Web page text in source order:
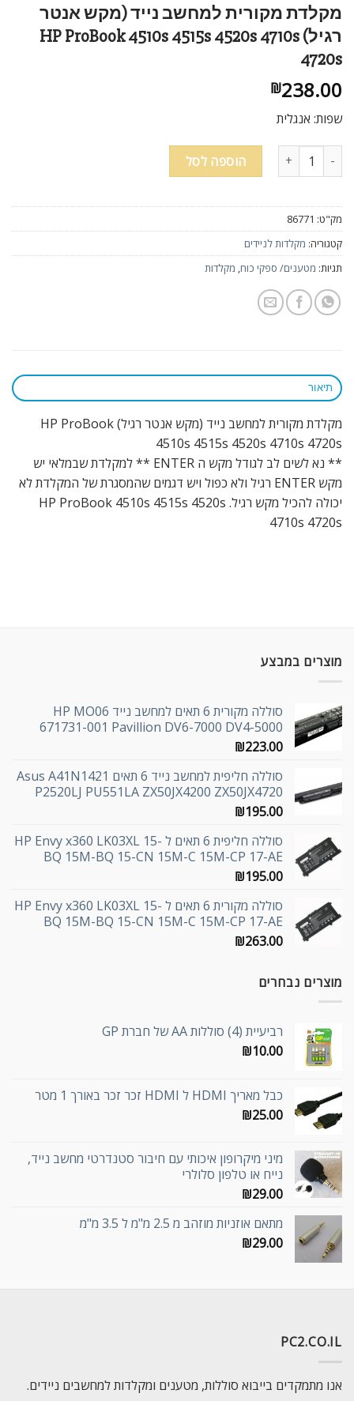
brightness_low ניגודיות כהה
לאפס
את
כל
cached
מקלדת מקורית למחשב נייד (מקש אנטר
רגיל) HP ProBook 4510s 4515s 4520s 4710s
4720s
₪238.00
שפות: אנגלית
כמות של מקלדת מקורית למחשב נייד (מקש אנטר רגיל) HP ProBook 4510s 4515s 4520s 4710s 4720s
הוספה לסל
מק"ט: 86771
קטגוריה: מקלדות לניידים
תגיות: מטענים/ ספקי כוח מקלדות
תיאור
מקלדת מקורית למחשב נייד (מקש אנטר רגיל) HP ProBook
4510s 4515s 4520s 4710s 4720s
** נא לשים לב לגודל מקש ה ENTER ** למקלדת שבמלאי יש
מקש ENTER רגיל ולא כפול ויש דגמים שהמסגרת של המקלדת לא
יכולה להכיל מקש רגיל. HP ProBook 4510s 4515s 4520s
4710s 4720s
מוצרים במבצע
סוללה מקורית 6 תאים למחשב נייד HP MO06
671731-001 Pavillion DV6-7000 DV4-5000
₪223.00
סוללה חליפית למחשב נייד 6 תאים Asus A41N1421
P2520LJ PU551LA ZX50JX4200 ZX50JX4720
₪195.00
סוללה חליפית 6 תאים ל HP Envy x360 LK03XL 15-
BQ 15M-BQ 15-CN 15M-C 15M-CP 17-AE
₪195.00
סוללה מקורית 6 תאים ל HP Envy x360 LK03XL 15-
BQ 15M-BQ 15-CN 15M-C 15M-CP 17-AE
₪263.00
מוצרים נבחרים
רביעיית (4) סוללות AA של חברת GP
₪10.00
כבל מאריך HDMI ל HDMI זכר זכר באורך 1 מטר
₪25.00
מיני מיקרופון איכותי עם חיבור סטנדרטי מחשב נייד,
נייח או טלפון סלולרי
₪29.00
מתאם אוזניות מוזהב מ 2.5 מ"מ ל 3.5 מ"מ
₪29.00
PC2.CO.IL
אנו מתמקדים בייבוא סוללות, מטענים ומקלדות למחשבים ניידים.